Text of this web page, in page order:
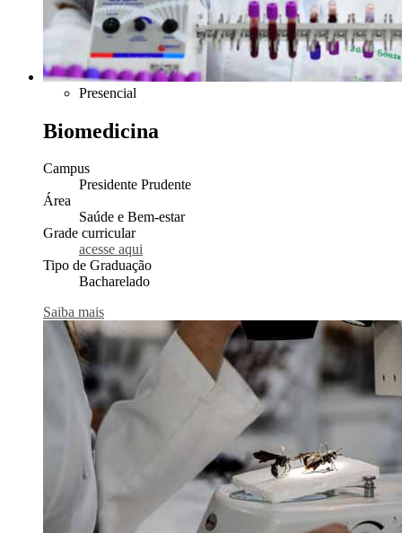
Presencial
Biomedicina
Campus
Presidente Prudente
Área
Saúde e Bem-estar
Grade curricular
acesse aqui
Tipo de Graduação
Bacharelado
Saiba mais